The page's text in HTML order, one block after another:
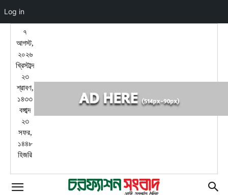
৭
আগস্ট,
২০২৬
খ্রিস্টাব্দ
২৩
শ্রাবণ,
১৪৩৩
বঙ্গাব্দ
২৩
সফর,
১৪৪৮
হিজরি
Log in